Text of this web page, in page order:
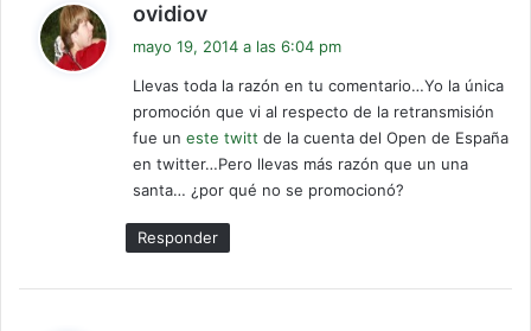
ovidiov
e
:
mayo 19, 2014 a las 6:04 pm
Llevas toda la razón en tu comentario…Yo la única
promoción que vi al respecto de la retransmisión
fue un este twitt de la cuenta del Open de España
en twitter…Pero llevas más razón que un una
santa… ¿por qué no se promocionó?
Responder